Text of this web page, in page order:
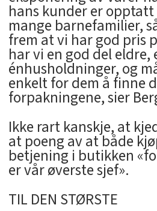
hans kunder er opptatt
mange barnefamilier,
frem at vi har god pris
har vi en god del eldre,
énhusholdninger, og
enkelt for dem å finne
forpakningene, sier
Ikke rart kanskje, at
at poeng av at både
betjening i butikken
er vår øverste sjef».
TIL DEN STØRSTE